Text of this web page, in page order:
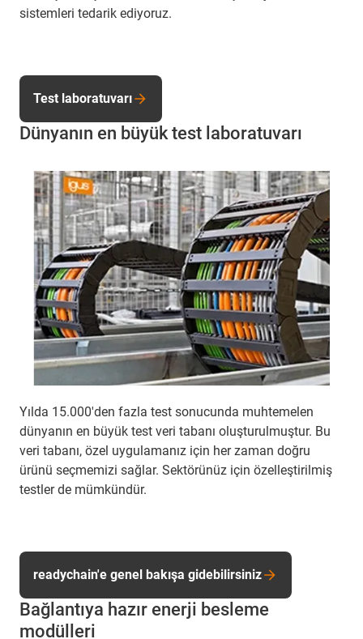
sistemleri tedarik ediyoruz.
Dünyanın en büyük test laboratuvarı
Yılda 15.000'den fazla test sonucunda muhtemelen
dünyanın en büyük test veri tabanı oluşturulmuştur. Bu
veri tabanı, özel uygulamanız için her zaman doğru
ürünü seçmemizi sağlar. Sektörünüz için özelleştirilmiş
testler de mümkündür.
Test laboratuvarı
Bağlantıya hazır enerji besleme
modülleri
readychain'e genel bakışa gidebilirsiniz